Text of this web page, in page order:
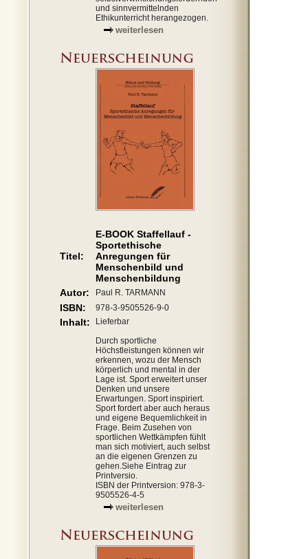
und sinnvermittelnden
Ethikunterricht herangezogen.
weiterlesen
Titel:
E-BOOK Staffellauf -
Sportethische
Anregungen für
Menschenbild und
Menschenbildung
Autor:
Paul R. TARMANN
ISBN: 978-3-9505526-9-0
Inhalt:
Lieferbar
Durch sportliche
Höchstleistungen können wir
erkennen, wozu der Mensch
körperlich und mental in der
Lage ist. Sport erweitert unser
Denken und unsere
Erwartungen. Sport inspiriert.
Sport fordert aber auch heraus
und eigene Bequemlichkeit in
Frage. Beim Zusehen von
sportlichen Wettkämpfen fühlt
man sich motiviert, auch selbst
an die eigenen Grenzen zu
gehen.Siehe Eintrag zur
Printversio.
ISBN der Printversion: 978-3-
9505526-4-5
weiterlesen